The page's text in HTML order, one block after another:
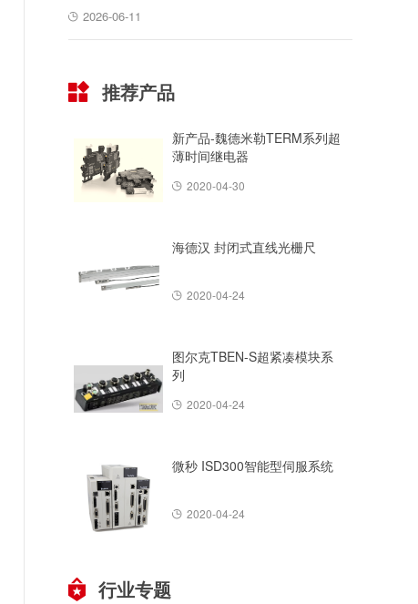
2026-06-11
推荐产品
新产品-魏德米勒TERM系列超
薄时间继电器
2020-04-30
海德汉 封闭式直线光栅尺
2020-04-24
图尔克TBEN-S超紧凑模块系
列
2020-04-24
微秒 ISD300智能型伺服系统
2020-04-24
行业专题